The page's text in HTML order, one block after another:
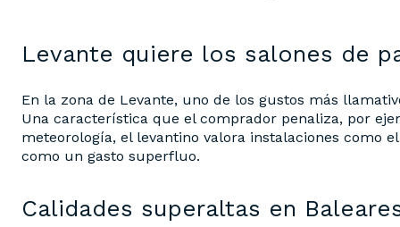
Levante quiere los salones de
En la zona de Levante, uno de los gustos más
Una característica que el comprador penaliza, por
meteorología, el levantino valora instalaciones como
como un gasto superfluo.
Calidades superaltas en